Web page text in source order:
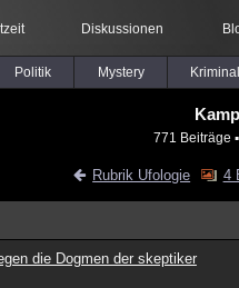
Diskussionen
Politik Mystery
771 Beiträge
Rubrik Ufologie 4
die Dogmen der skeptiker